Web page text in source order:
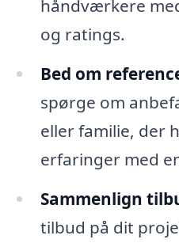
håndværkere
og ratings.
Bed om
spørge om
eller familie, der
erfaringer med
Sammenlign
tilbud på dit